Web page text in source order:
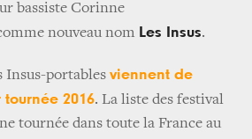
bassiste Corinne
nouveau nom Les Insus.
Insus-portables viennent de
2016. La liste des festival
tournée dans toute la France au